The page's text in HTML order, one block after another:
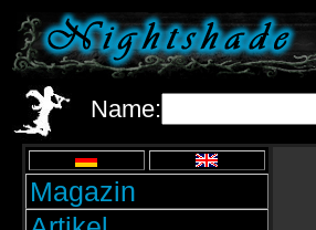
Name:
Magazin